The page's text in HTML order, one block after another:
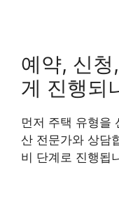
예약, 신
게 진행되
먼저 주택 유형을
산 전문가와 상담
비 단계로 진행됩